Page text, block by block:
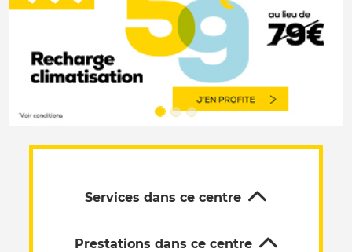
Services dans ce centre
Prestations dans ce centre